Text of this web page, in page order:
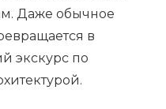
Даже обычное
в
экскурс по